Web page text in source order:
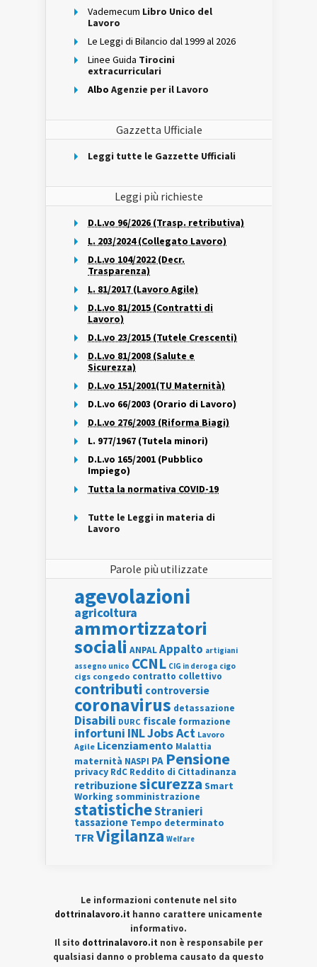
Vademecum Libro Unico del
Lavoro
Le Leggi di Bilancio dal 1999 al 2026
Linee Guida Tirocini
extracurriculari
Albo Agenzie per il Lavoro
Gazzetta Ufficiale
Leggi tutte le Gazzette Ufficiali
Leggi più richieste
D.L.vo 96/2026 (Trasp. retributiva)
L. 203/2024 (Collegato Lavoro)
D.L.vo 104/2022 (Decr.
Trasparenza)
L. 81/2017 (Lavoro Agile)
D.L.vo 81/2015 (Contratti di
Lavoro)
D.L.vo 23/2015 (Tutele Crescenti)
D.L.vo 81/2008 (Salute e
Sicurezza)
D.L.vo 151/2001(TU Maternità)
D.L.vo 66/2003 (Orario di Lavoro)
D.L.vo 276/2003 (Riforma Biagi)
L. 977/1967 (Tutela minori)
D.L.vo 165/2001 (Pubblico
Impiego)
Tutta la normativa COVID-19
Tutte le Leggi in materia di
Lavoro
Parole più utilizzate
agevolazioni
agricoltura
ammortizzatori
sociali ANPALAppalto artigiani
assegno unico CCNL CIG in deroga cigo
cigs congedo contratto collettivo
contributi controversie
coronavirus detassazione
Disabili DURC fiscale formazione
infortuni INLJobs Act Lavoro
Agile Licenziamento Malattia
maternità NASPI PA Pensione
privacy RdC Reddito di Cittadinanza
retribuzionesicurezza Smart
Working somministrazione
statisticheStranieri
tassazione Tempo determinato
TFRVigilanza Welfare
Le informazioni contenute nel sito
dottrinalavoro.it hanno carattere unicamente
informativo.
Il sito dottrinalavoro.it non è responsabile per
qualsiasi danno o problema causato da questo